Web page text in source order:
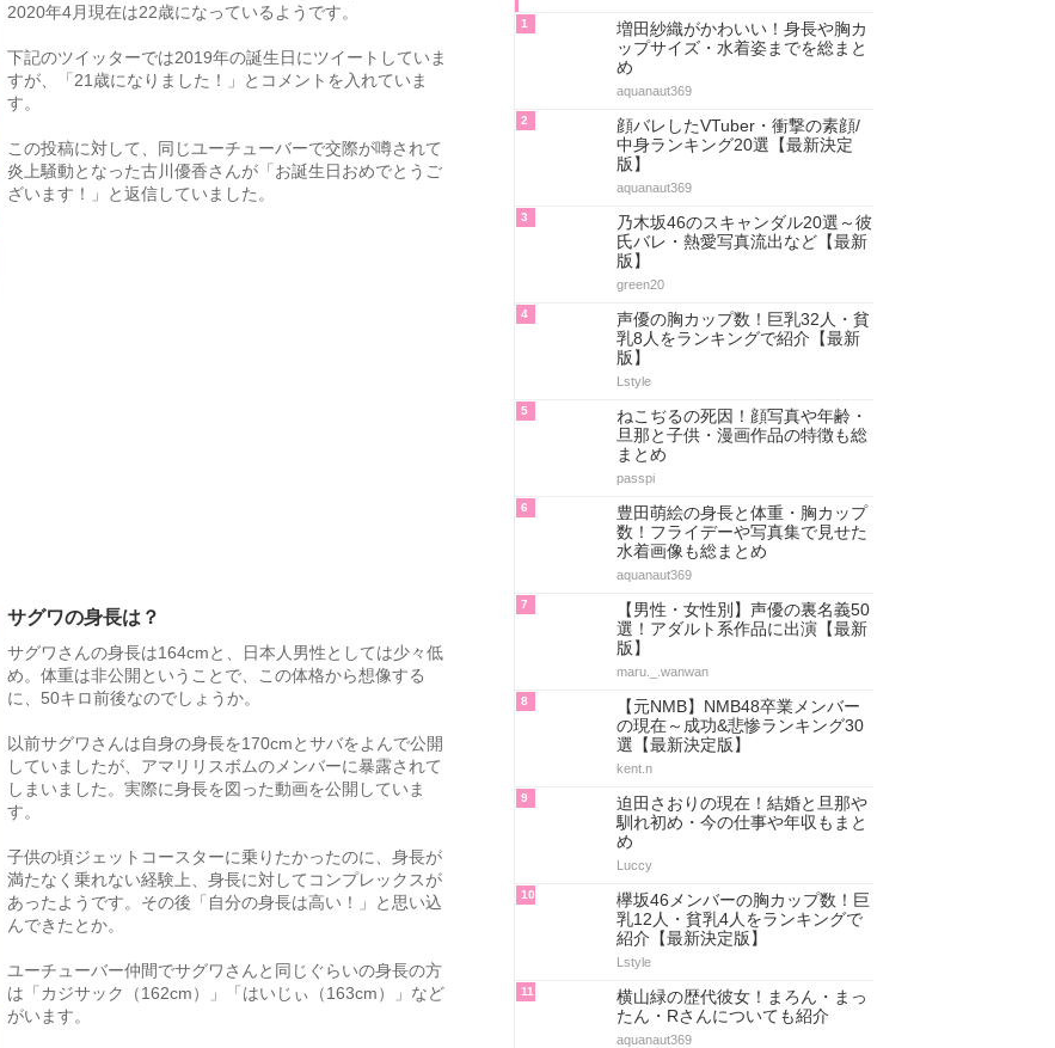
2020年4月現在は22歳になっているようです。
下記のツイッターでは2019年の誕生日にツイートしていま
すが、「21歳になりました！」とコメントを入れていま
す。
この投稿に対して、同じユーチューバーで交際が噂されて
炎上騒動となった古川優香さんが「お誕生日おめでとうご
ざいます！」と返信していました。
サグワの身長は？
サグワさんの身長は164cmと、日本人男性としては少々低
め。体重は非公開ということで、この体格から想像する
に、50キロ前後なのでしょうか。
以前サグワさんは自身の身長を170cmとサバをよんで公開
していましたが、アマリリスボムのメンバーに暴露されて
しまいました。実際に身長を図った動画を公開していま
す。
子供の頃ジェットコースターに乗りたかったのに、身長が
満たなく乗れない経験上、身長に対してコンプレックスが
あったようです。その後「自分の身長は高い！」と思い込
んできたとか。
ユーチューバー仲間でサグワさんと同じぐらいの身長の方
は「カジサック（162cm）」「はいじぃ（163cm）」など
がいます。
1
増田紗織がかわいい！身長や胸カ
ップサイズ・水着姿までを総まと
め
aquanaut369
2
顔バレしたVTuber・衝撃の素顔/
中身ランキング20選【最新決定
版】
aquanaut369
3
乃木坂46のスキャンダル20選～彼
氏バレ・熱愛写真流出など【最新
版】
green20
4
声優の胸カップ数！巨乳32人・貧
乳8人をランキングで紹介【最新
版】
Lstyle
5
ねこぢるの死因！顔写真や年齢・
旦那と子供・漫画作品の特徴も総
まとめ
passpi
6
豊田萌絵の身長と体重・胸カップ
数！フライデーや写真集で見せた
水着画像も総まとめ
aquanaut369
7
【男性・女性別】声優の裏名義50
選！アダルト系作品に出演【最新
版】
maru._.wanwan
8
【元NMB】NMB48卒業メンバー
の現在～成功&悲惨ランキング30
選【最新決定版】
kent.n
9
迫田さおりの現在！結婚と旦那や
馴れ初め・今の仕事や年収もまと
め
Luccy
10
欅坂46メンバーの胸カップ数！巨
乳12人・貧乳4人をランキングで
紹介【最新決定版】
Lstyle
11
横山緑の歴代彼女！まろん・まっ
たん・Rさんについても紹介
aquanaut369